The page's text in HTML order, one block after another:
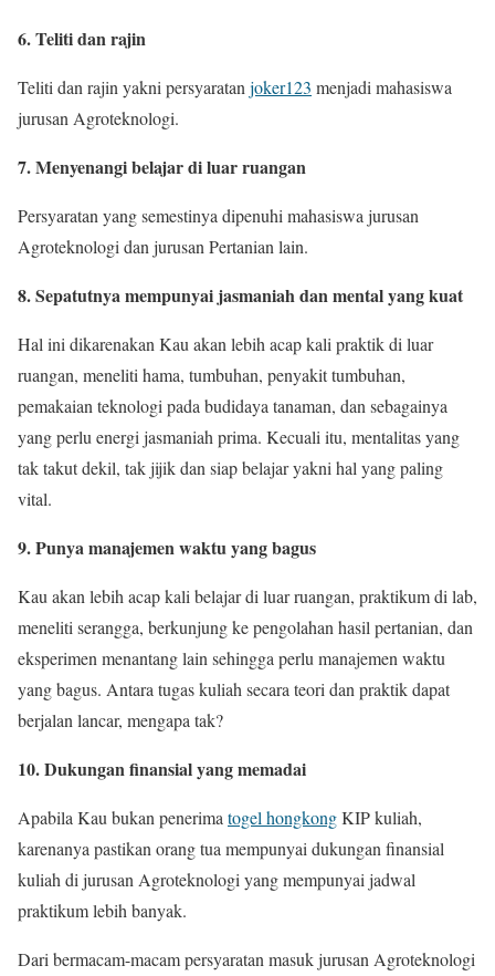
6. Teliti dan rajin
Teliti dan rajin yakni persyaratan joker123 menjadi mahasiswa
jurusan Agroteknologi.
7. Menyenangi belajar di luar ruangan
Persyaratan yang semestinya dipenuhi mahasiswa jurusan
Agroteknologi dan jurusan Pertanian lain.
8. Sepatutnya mempunyai jasmaniah dan mental yang kuat
Hal ini dikarenakan Kau akan lebih acap kali praktik di luar
ruangan, meneliti hama, tumbuhan, penyakit tumbuhan,
pemakaian teknologi pada budidaya tanaman, dan sebagainya
yang perlu energi jasmaniah prima. Kecuali itu, mentalitas yang
tak takut dekil, tak jijik dan siap belajar yakni hal yang paling
vital.
9. Punya manajemen waktu yang bagus
Kau akan lebih acap kali belajar di luar ruangan, praktikum di lab,
meneliti serangga, berkunjung ke pengolahan hasil pertanian, dan
eksperimen menantang lain sehingga perlu manajemen waktu
yang bagus. Antara tugas kuliah secara teori dan praktik dapat
berjalan lancar, mengapa tak?
10. Dukungan finansial yang memadai
Apabila Kau bukan penerima togel hongkongKIP kuliah,
karenanya pastikan orang tua mempunyai dukungan finansial
kuliah di jurusan Agroteknologi yang mempunyai jadwal
praktikum lebih banyak.
Dari bermacam-macam persyaratan masuk jurusan Agroteknologi